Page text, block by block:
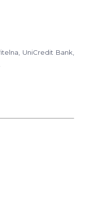
UniCredit Bank,